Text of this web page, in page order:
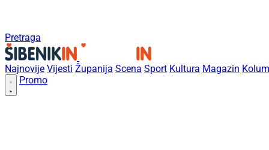
Pretraga
Najnovije Vijesti Županija Scena Sport Kultura Magazin
Promo